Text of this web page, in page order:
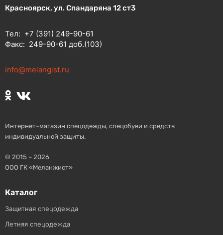
Красноярск, ул. Спандаряна 12 ст3
Тел: +7 (391) 249-90-61
Факс: 249-90-61 доб.(103)
info@melangist.ru
Интернет–магазин спецодежды, спецобуви и средств
индивидуальной защиты.
© 2015 – 2026
ООО ГК «Меланжист»
Каталог
Защитная спецодежда
Летняя спецодежда